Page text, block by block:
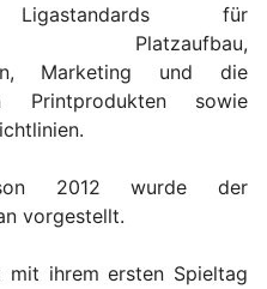
Ligastandards für
Platzaufbau,
Marketing und die
Printprodukten sowie
2012 wurde der
vorgestellt.
mit ihrem ersten Spieltag